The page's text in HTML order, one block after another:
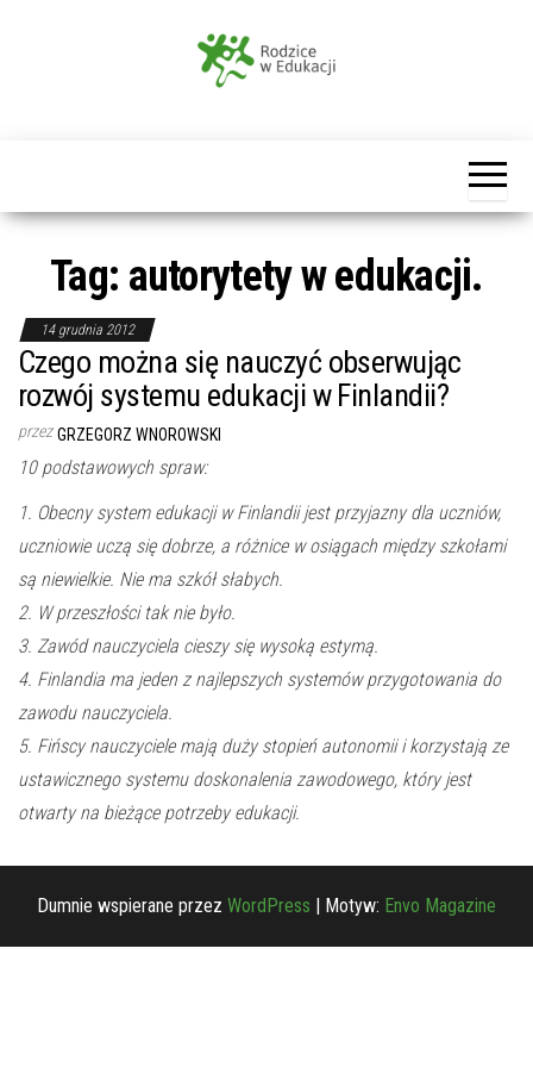
Tag: autorytety w edukacji.
14 grudnia 2012
Czego można się nauczyć obserwując
rozwój systemu edukacji w Finlandii?
przez GRZEGORZ WNOROWSKI
10 podstawowych spraw:
1. Obecny system edukacji w Finlandii jest przyjazny dla uczniów,
uczniowie uczą się dobrze, a różnice w osiągach między szkołami
są niewielkie. Nie ma szkół słabych.
2. W przeszłości tak nie było.
3. Zawód nauczyciela cieszy się wysoką estymą.
4. Finlandia ma jeden z najlepszych systemów przygotowania do
zawodu nauczyciela.
5. Fińscy nauczyciele mają duży stopień autonomii i korzystają ze
ustawicznego systemu doskonalenia zawodowego, który jest
otwarty na bieżące potrzeby edukacji.
Dumnie wspierane przez WordPress | Motyw: Envo Magazine